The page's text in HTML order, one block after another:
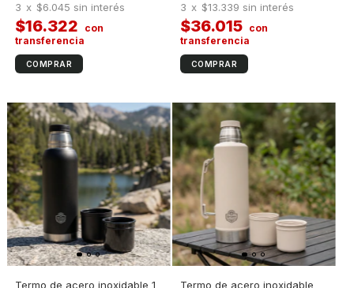
$16.322
3 x $6.045 sin interés
$36.015
3 x $13.339 sin interés
Termo de acero inoxidable 1 Termo de acero inoxidable